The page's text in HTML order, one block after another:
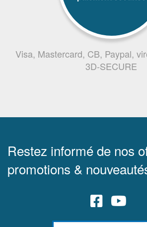
Visa, Mastercard, CB, Paypal,
3D-SECURE
Restez informé de nos
promotions &